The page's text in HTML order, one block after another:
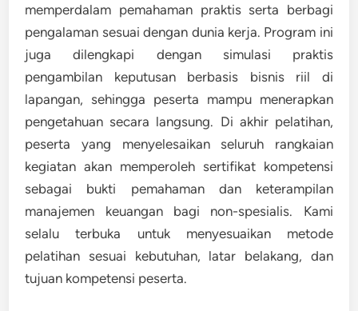
memperdalam pemahaman praktis serta berbagi
pengalaman sesuai dengan dunia kerja. Program ini
juga dilengkapi dengan simulasi praktis
pengambilan keputusan berbasis bisnis riil di
lapangan, sehingga peserta mampu menerapkan
pengetahuan secara langsung. Di akhir pelatihan,
peserta yang menyelesaikan seluruh rangkaian
kegiatan akan memperoleh sertifikat kompetensi
sebagai bukti pemahaman dan keterampilan
manajemen keuangan bagi non-spesialis. Kami
selalu terbuka untuk menyesuaikan metode
pelatihan sesuai kebutuhan, latar belakang, dan
tujuan kompetensi peserta.